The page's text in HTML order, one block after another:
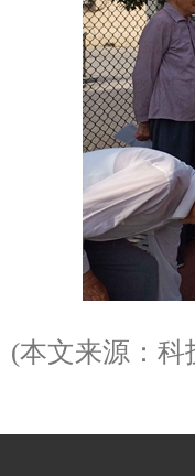
(本文来源：科